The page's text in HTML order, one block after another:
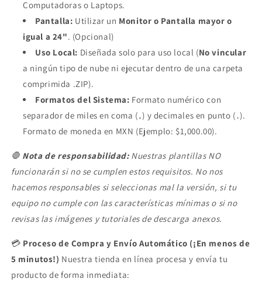
Computadoras o Laptops.
Pantalla: Utilizar un Monitor o Pantalla mayor o
igual a 24". (Opcional)
Uso Local: Diseñada solo para uso local (No vincular
a ningún tipo de nube ni ejecutar dentro de una carpeta
comprimida .ZIP).
Formatos del Sistema: Formato numérico con
separador de miles en coma ( ,) y decimales en punto ( .).
Formato de moneda en MXN (Ejemplo: $1,000.00).
🛑 Nota de responsabilidad:Nuestras plantillas NO
funcionarán si no se cumplen estos requisitos. No nos
hacemos responsables si seleccionas mal la versión, si tu
equipo no cumple con las características mínimas o si no
revisas las imágenes y tutoriales de descarga anexos.
💳 Proceso de Compra y Envío Automático (¡En menos de
5 minutos!) Nuestra tienda en línea procesa y envía tu
producto de forma inmediata: